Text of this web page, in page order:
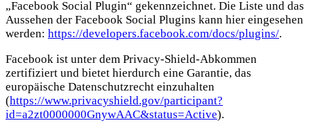
„Facebook Social Plugin“ gekennzeichnet. Die Liste und das
Aussehen der Facebook Social Plugins kann hier eingesehen
werden: https://developers.facebook.com/docs/plugins/.
Facebook ist unter dem Privacy-Shield-Abkommen
zertifiziert und bietet hierdurch eine Garantie, das
europäische Datenschutzrecht einzuhalten
(https://www.privacyshield.gov/participant?
id=a2zt0000000GnywAAC&status=Active).